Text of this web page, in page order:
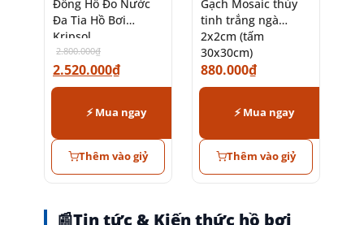
Đồng Hồ Đo Nước
Đa Tia Hồ Bơi
Kripsol
2.800.000₫
2.520.000₫
⚡ Mua ngay
Thêm vào giỷ
Gạch Mosaic thủy
tinh trắng ngà
2x2cm (tấm
30x30cm)
880.000₫
⚡ Mua ngay
Thêm vào giỷ
📰Tin tức & Kiến thức hồ bơi